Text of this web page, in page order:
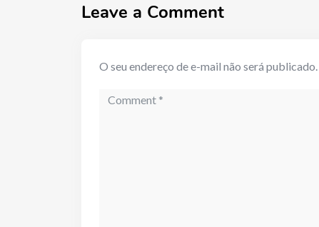
Leave a Comment
O seu endereço de e-mail não será publicado.
Comment